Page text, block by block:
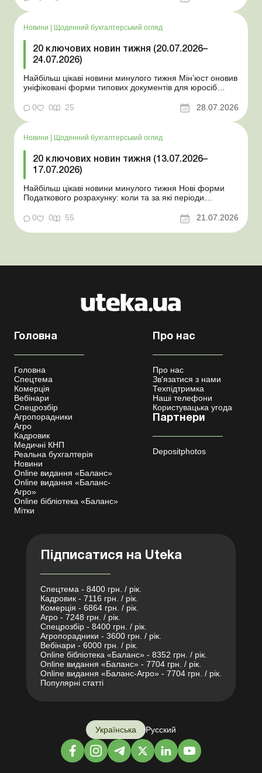
Новини Щоденний бухгалтерський огляд
20 ключових новин тижня (20.07.2026–
24.07.2026)
Найбільш цікаві новини минулого тижня Мін’юст оновив
уніфіковані форми типових документів для юросіб
координаційного центру з організації бронювання У
працівника виявлено статус «у розшуку»: що потрібно
0 0 25 28.07.2026
Новини Щоденний бухгалтерський огляд
20 ключових новин тижня (13.07.2026–
17.07.2026)
Найбільш цікаві новини минулого тижня Нові форми
Податкового розрахунку: коли та за які періоди
відстрочки від призову під час мобілізації удосконалено
Кабмін утворив Координаційний центр з організації
бронювання військовозобов’язаних Верховна ...
0 0 55 21.07.2026
Головна
Головна
Спецтема
Комерція
Вебінари
Спецрозбір
Агропорадники
Агро
Кадровик
Медичні КНП
Реальна бухгалтерія
Новини
Online видання «Баланс»
Online видання «Баланс-
Агро»
Online бібліотека «Баланс»
Мітки
Про нас
Про нас
Зв'язатися з нами
Техпідтримка
Наші телефони
Користувацька угода
Партнери
Depositphotos
Підписатися на Uteka
Спецтема - 8400 грн. / рік.
Кадровик - 7116 грн. / рік.
Комерція - 6864 грн. / рік.
Агро - 7248 грн. / рік.
Спецрозбір - 8400 грн. / рік.
Агропорадники - 3600 грн. / рік.
Вебінари - 6000 грн. / рік.
Online бібліотека «Баланс» - 8352 грн. / рік.
Online видання «Баланс» - 7704 грн. / рік.
Online видання «Баланс-Агро» - 7704 грн. / рік.
Популярні статті
Українська Русский